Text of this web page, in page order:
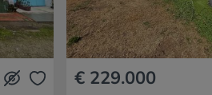
€ 229.000